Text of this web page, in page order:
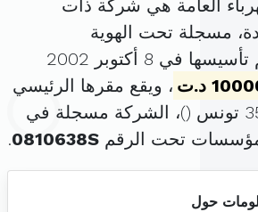
العامة هي شركة ذات
مسجلة تحت الهوية
. تم تأسيسها في 8 أكتوبر 2002
د.ت
، ويقع مقرها الرئيسي
)، الشركة مسجلة في
تحت الرقم 0810638S
.
حول